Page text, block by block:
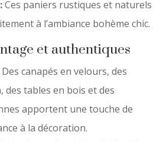
Ces paniers rustiques et naturels
à l’ambiance bohème chic.
et authentiques
Des canapés en velours, des
tables en bois et des
apportent une touche de
à la décoration.